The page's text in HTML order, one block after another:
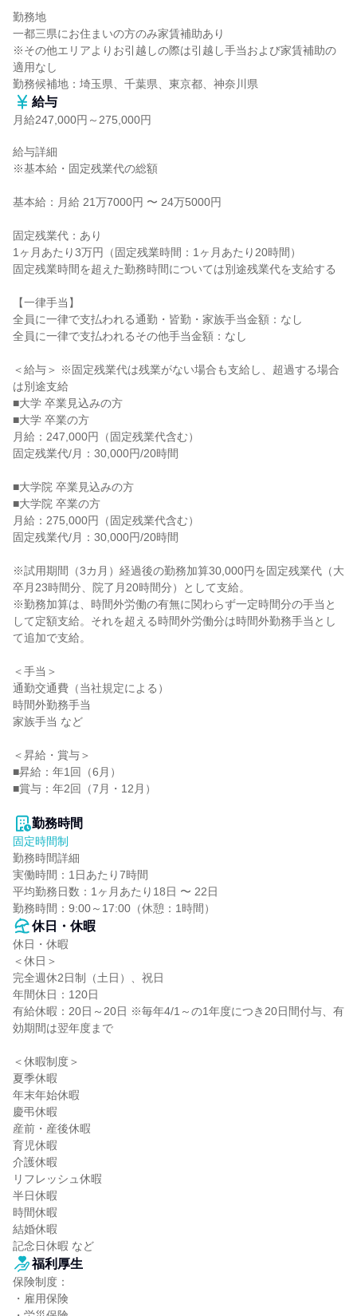
勤務地
一都三県にお住まいの方のみ家賃補助あり
※その他エリアよりお引越しの際は引越し手当および家賃補助の
適用なし
勤務候補地：埼玉県、千葉県、東京都、神奈川県
給与
月給247,000円～275,000円
給与詳細
※基本給・固定残業代の総額
基本給：月給 21万7000円 〜 24万5000円
固定残業代：あり
1ヶ月あたり3万円（固定残業時間：1ヶ月あたり20時間）
固定残業時間を超えた勤務時間については別途残業代を支給する
【一律手当】
全員に一律で支払われる通勤・皆勤・家族手当金額：なし
全員に一律で支払われるその他手当金額：なし
＜給与＞ ※固定残業代は残業がない場合も支給し、超過する場合
は別途支給
■大学 卒業見込みの方
■大学 卒業の方
月給：247,000円（固定残業代含む）
固定残業代/月：30,000円/20時間
■大学院 卒業見込みの方
■大学院 卒業の方
月給：275,000円（固定残業代含む）
固定残業代/月：30,000円/20時間
※試用期間（3カ月）経過後の勤務加算30,000円を固定残業代（大
卒月23時間分、院了月20時間分）として支給。
※勤務加算は、時間外労働の有無に関わらず一定時間分の手当と
して定額支給。それを超える時間外労働分は時間外勤務手当とし
て追加で支給。
＜手当＞
通勤交通費（当社規定による）
時間外勤務手当
家族手当 など
＜昇給・賞与＞
■昇給：年1回（6月）
■賞与：年2回（7月・12月）
勤務時間
固定時間制
勤務時間詳細
実働時間：1日あたり7時間
平均勤務日数：1ヶ月あたり18日 〜 22日
勤務時間：9:00～17:00（休憩：1時間）
休日・休暇
休日・休暇
＜休日＞
完全週休2日制（土日）、祝日
年間休日：120日
有給休暇：20日～20日 ※毎年4/1～の1年度につき20日間付与、有
効期間は翌年度まで
＜休暇制度＞
夏季休暇
年末年始休暇
慶弔休暇
産前・産後休暇
育児休暇
介護休暇
リフレッシュ休暇
半日休暇
時間休暇
結婚休暇
記念日休暇 など
福利厚生
保険制度：
・雇用保険